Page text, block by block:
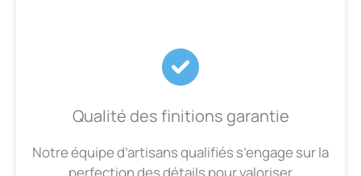
Qualité des finitions garantie
Notre équipe d’artisans qualifiés s’engage sur la